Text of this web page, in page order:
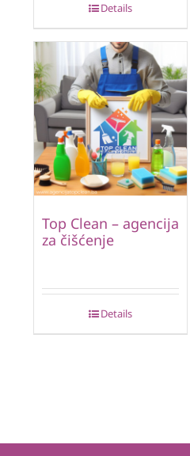
Details
Top Clean – agencija
za čišćenje
Details